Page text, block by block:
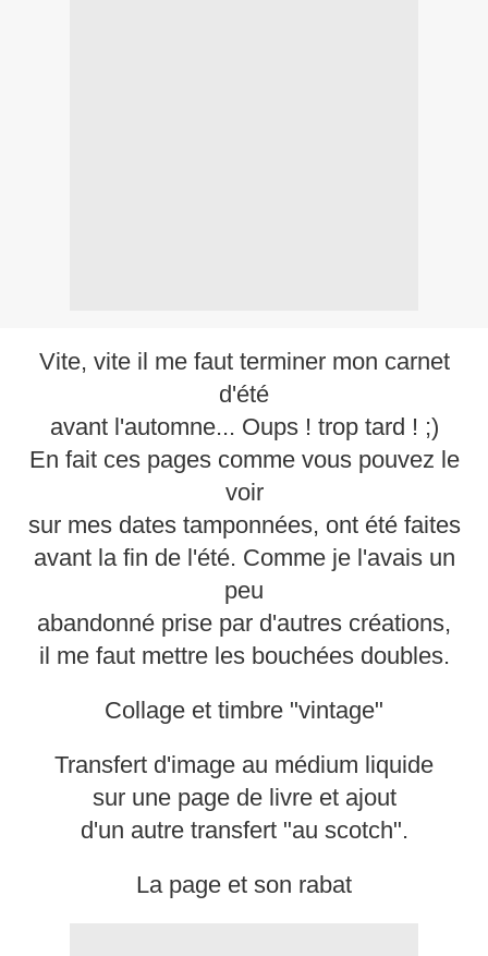
Vite, vite il me faut terminer mon carnet
d'été
avant l'automne... Oups ! trop tard ! ;)
En fait ces pages comme vous pouvez le
voir
sur mes dates tamponnées, ont été faites
avant la fin de l'été. Comme je l'avais un
peu
abandonné prise par d'autres créations,
il me faut mettre les bouchées doubles.
Collage et timbre "vintage"
Transfert d'image au médium liquide
sur une page de livre et ajout
d'un autre transfert "au scotch".
La page et son rabat